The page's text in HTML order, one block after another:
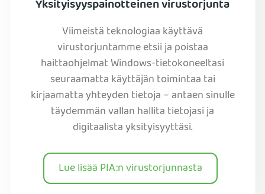
Yksityisyyspainotteinen virustorjunta
Viimeistä teknologiaa käyttävä
virustorjuntamme etsii ja poistaa
haittaohjelmat Windows-tietokoneeltasi
seuraamatta käyttäjän toimintaa tai
kirjaamatta yhteyden tietoja – antaen sinulle
täydemmän vallan hallita tietojasi ja
digitaalista yksityisyyttäsi.
Lue lisää PIA:n virustorjunnasta